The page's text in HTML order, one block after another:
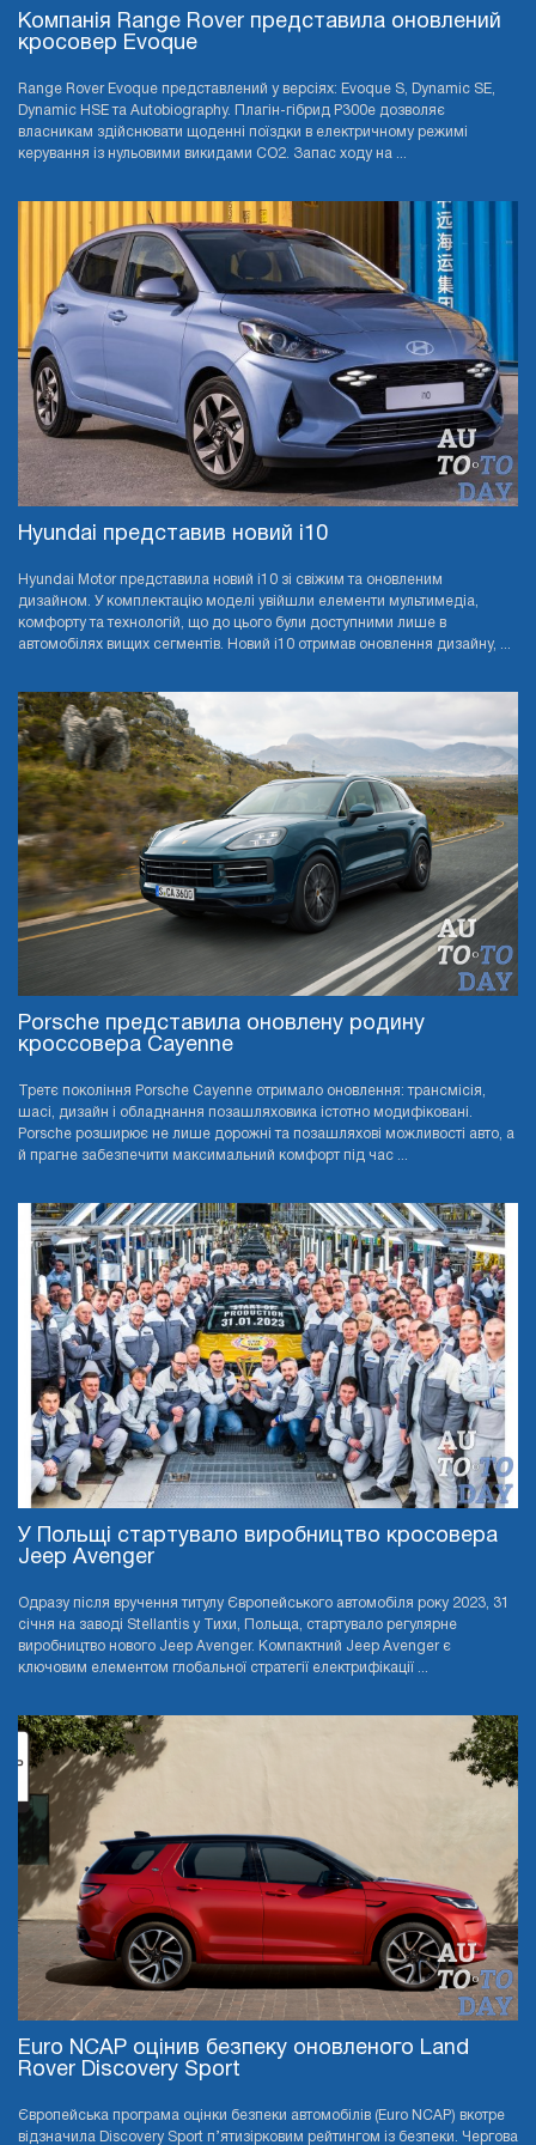
Компанія Range Rover представила оновлений
кросовер Evoque
Range Rover Evoque представлений у версіях: Evoque S, Dynamic SE,
Dynamic HSE та Autobiography. Плагін-гібрид P300e дозволяє
власникам здійснювати щоденні поїздки в електричному режимі
керування із нульовими викидами CO2. Запас ходу на ...
Hyundai представив новий i10
Hyundai Motor представила новий i10 зі свіжим та оновленим
дизайном. У комплектацію моделі увійшли елементи мультимедіа,
комфорту та технологій, що до цього були доступними лише в
автомобілях вищих сегментів. Новий i10 отримав оновлення дизайну, ...
Porsche представила оновлену родину
кроссовера Cayenne
Третє покоління Porsche Cayenne отримало оновлення: трансмісія,
шасі, дизайн і обладнання позашляховика істотно модифіковані.
Porsche розширює не лише дорожні та позашляхові можливості авто, а
й прагне забезпечити максимальний комфорт під час ...
У Польщі стартувало виробництво кросовера
Jeep Avenger
Одразу після вручення титулу Європейського автомобіля року 2023, 31
січня на заводі Stellantis у Тихи, Польща, стартувало регулярне
виробництво нового Jeep Avenger. Компактний Jeep Avenger є
ключовим елементом глобальної стратегії електрифікації ...
Euro NCAP оцінив безпеку оновленого Land
Rover Discovery Sport
Європейська програма оцінки безпеки автомобілів (Euro NCAP) вкотре
відзначила Discovery Sport п’ятизірковим рейтингом із безпеки. Чергова